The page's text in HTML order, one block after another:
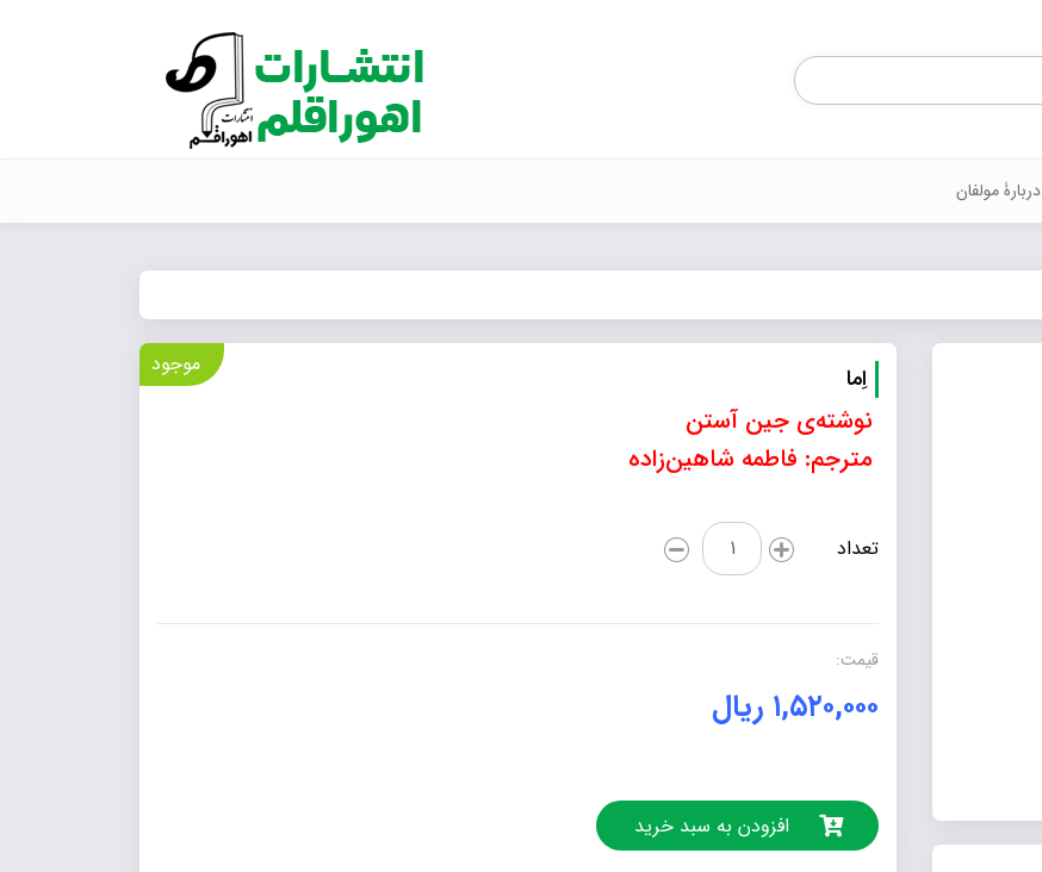
Products
search
دربارۀ مولفان
موجود اِما
نوشته‌ی جین آستن
مترجم: فاطمه شاهین‌زاده
تعداد
اِما
عدد
قیمت:
۱,۵۲۰,۰۰۰ ریال
افزودن به سبد خرید